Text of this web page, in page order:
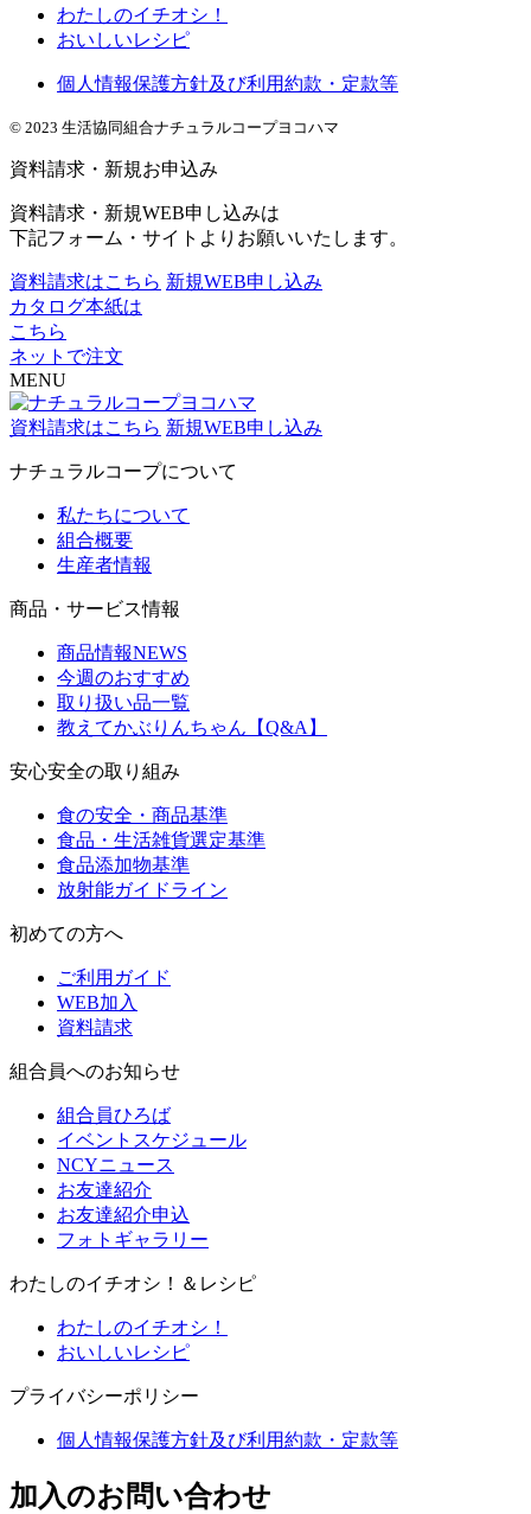
わたしのイチオシ！
おいしいレシピ
個人情報保護方針及び利用約款・定款等
© 2023 生活協同組合ナチュラルコープヨコハマ
資料請求・新規お申込み
資料請求・新規WEB申し込みは
下記フォーム・サイトよりお願いいたします。
資料請求はこちら 新規WEB申し込み
カタログ本紙は
こちら
ネットで注文
MENU
資料請求はこちら 新規WEB申し込み
ナチュラルコープについて
私たちについて
組合概要
生産者情報
商品・サービス情報
商品情報NEWS
今週のおすすめ
取り扱い品一覧
教えてかぶりんちゃん【Q&A】
安心安全の取り組み
食の安全・商品基準
食品・生活雑貨選定基準
食品添加物基準
放射能ガイドライン
初めての方へ
ご利用ガイド
WEB加入
資料請求
組合員へのお知らせ
組合員ひろば
イベントスケジュール
NCYニュース
お友達紹介
お友達紹介申込
フォトギャラリー
わたしのイチオシ！＆レシピ
わたしのイチオシ！
おいしいレシピ
プライバシーポリシー
個人情報保護方針及び利用約款・定款等
加入のお問い合わせ